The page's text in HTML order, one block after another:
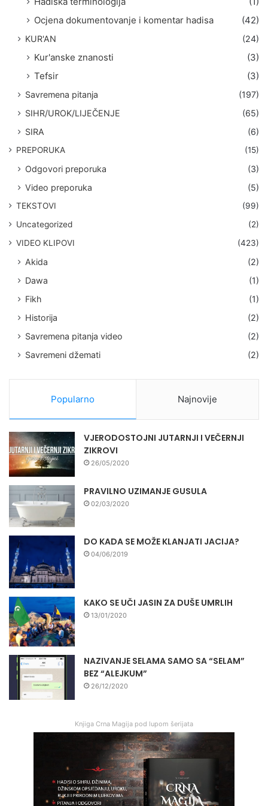
Ocjena dokumentovanje i komentar hadisa
(42)
KUR'AN (24)
Kur'anske znanosti
(3)
Tefsir
(3)
Savremena pitanja
(197)
SIHR/UROK/LIJEČENJE
(65)
SIRA
(6)
PREPORUKA (15)
Odgovori preporuka
(3)
Video preporuka
(5)
TEKSTOVI
(99)
Uncategorized
(2)
VIDEO KLIPOVI
(423)
Akida
(2)
Dawa
(1)
Fikh
(1)
Historija
(2)
Savremena pitanja video
(2)
Savremeni džemati
(2)
Popularno Najnovije
VJERODOSTOJNI JUTARNJI I VEČERNJI
ZIKROVI
26/05/2020
PRAVILNO UZIMANJE GUSULA
02/03/2020
DO KADA SE MOŽE KLANJATI JACIJA?
04/06/2019
KAKO SE UČI JASIN ZA DUŠE UMRLIH
13/01/2020
NAZIVANJE SELAMA SAMO SA “SELAM”
BEZ “ALEJKUM”
26/12/2020
Knjiga Crna Magija pod lupom šerijata